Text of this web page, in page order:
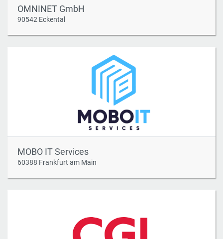
OMNINET GmbH
90542 Eckental
MOBO IT Services
60388 Frankfurt am Main